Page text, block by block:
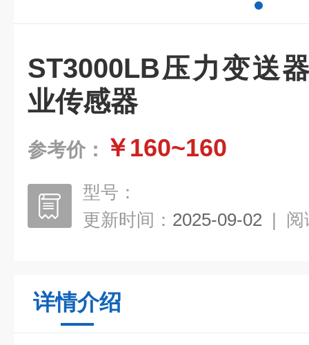
ST3000LB压力变送
业传感器
参考价： ￥160~160
型号：
更新时间： 2025-09-02 | 阅
详情介绍